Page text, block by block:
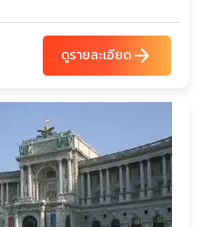
ย์อเล็กซานเดอร์มหาราช - ประตู
องแม่พระเทเรซา - สะพานหิน -
รัสใจกลางเมือง - หอนาฬิกา -
ลี ลินเคสทิส - โบสถ์เซนต์โจวาน
ก - หอคอยนาฬิกา - มัสยิดเอท
ดัจติ - ปราสาทแห่งครูเปีย - ปานด
ศาสตร์คุนสท์
ดูรายละเอียดarrow_forward